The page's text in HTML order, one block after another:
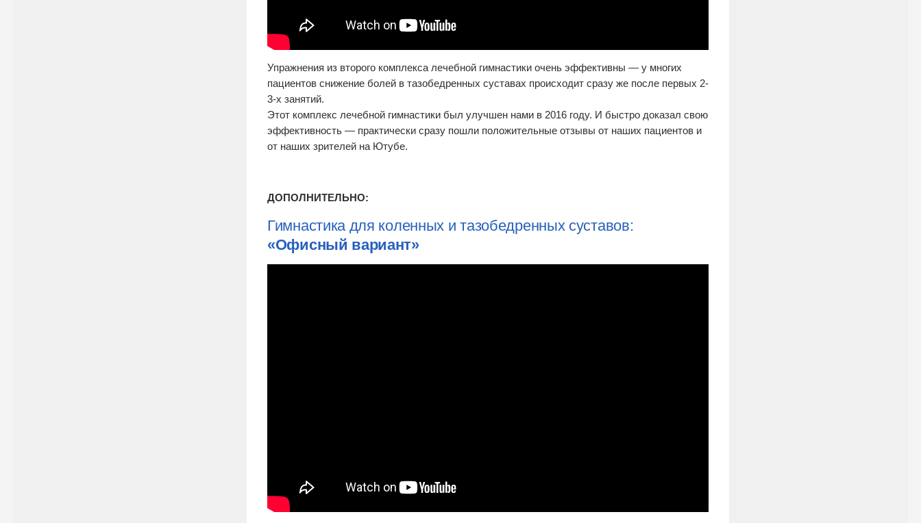
Упражнения из второго комплекса лечебной гимнастики очень эффективны — у многих
пациентов снижение болей в тазобедренных суставах происходит сразу же после первых 2-
3-х занятий.
Этот комплекс лечебной гимнастики был улучшен нами в 2016 году. И быстро доказал свою
эффективность — практически сразу пошли положительные отзывы от наших пациентов и
от наших зрителей на Ютубе.
ДОПОЛНИТЕЛЬНО:
Гимнастика для коленных и тазобедренных суставов:
«Офисный вариант»